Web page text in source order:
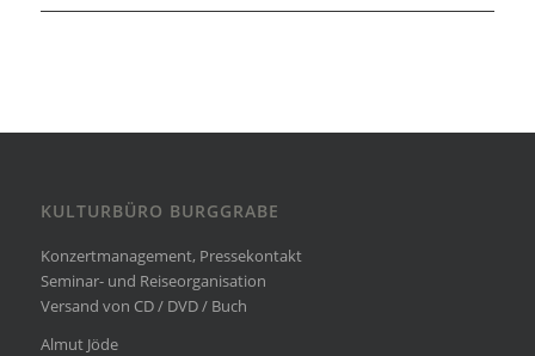
KULTURBÜRO BURGGRABE
Konzertmanagement, Pressekontakt
Seminar- und Reiseorganisation
Versand von CD / DVD / Buch
Almut Jöde